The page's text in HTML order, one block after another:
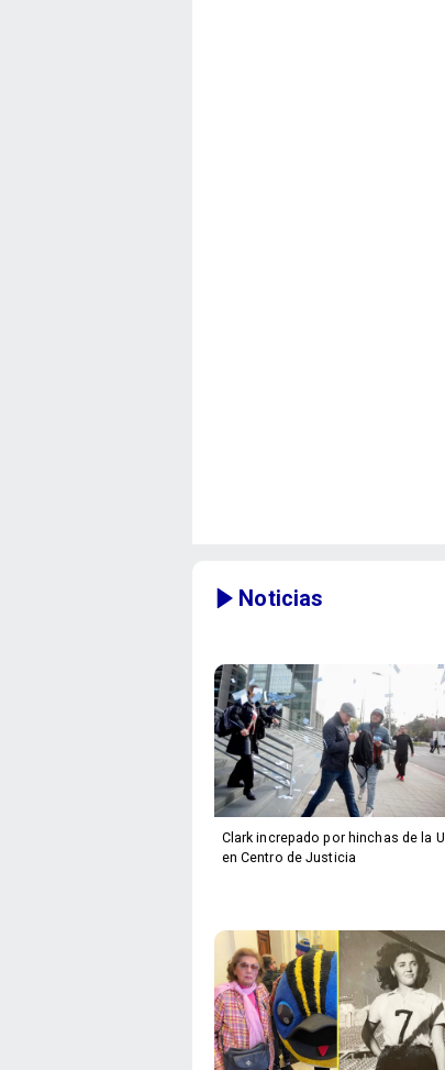
Noticias
Clark increpado por hinchas de la U
en Centro de Justicia